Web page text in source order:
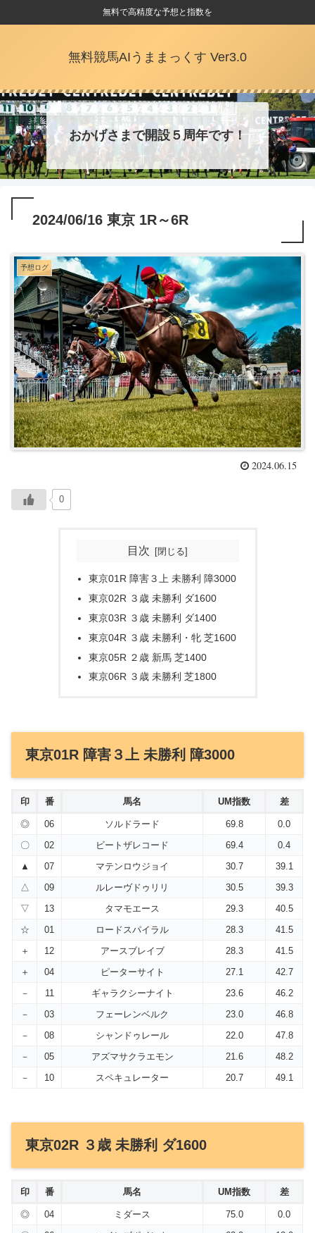
無料で高精度な予想と指数を
無料競馬AIうままっくす Ver3.0
おかげさまで開設５周年です！
2024/06/16 東京 1R～6R
予想ログ
2024.06.15
0
目次
東京01R 障害３上 未勝利 障3000
東京02R ３歳 未勝利 ダ1600
東京03R ３歳 未勝利 ダ1400
東京04R ３歳 未勝利・牝 芝1600
東京05R ２歳 新馬 芝1400
東京06R ３歳 未勝利 芝1800
東京01R 障害３上 未勝利 障3000
印 番 馬名 UM指数 差
◎ 06 ソルドラード 69.8
0.0
〇
02 ビートザレコード 69.4
0.4
▲
07 マテンロウジョイ 30.7
39.1
△
09 ルレーヴドゥリリ 30.5
39.3
▽
13 タマモエース 29.3
40.5
☆
01 ロードスパイラル 28.3
41.5
＋
12 アースブレイブ 28.3
41.5
＋
04 ピーターサイト 27.1
42.7
－
11 ギャラクシーナイト 23.6
46.2
－
03 フェーレンベルク 23.0
46.8
－
08 シャンドゥレール 22.0
47.8
－
05 アズマサクラエモン 21.6
48.2
－
10 スペキュレーター 20.7 49.1
東京02R ３歳 未勝利 ダ1600
印 番 馬名 UM指数 差
◎ 04 ミダース 75.0
0.0